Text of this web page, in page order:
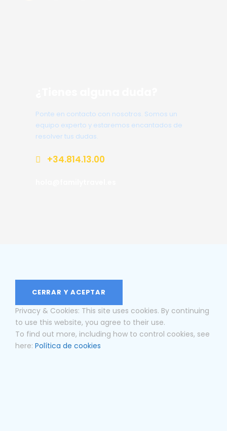
Ponte en contacto con nosotros. Somos un
equipo experto y estaremos encantados de
resolver tus dudas.
+34.814.13.00
Privacy & Cookies: This site uses cookies. By continuing
to use this website, you agree to their use.
To find out more, including how to control cookies, see
here: Política de cookies